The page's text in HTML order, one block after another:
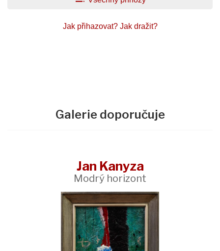
Jak přihazovat? Jak dražit?
Galerie doporučuje
Jan Kanyza
Modrý horizont